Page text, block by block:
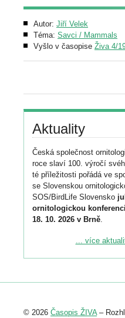
Autor: Jiří Velek
Téma: Savci / Mammals
Vyšlo v časopise Živa 4/
Aktuality
Česká společnost
roce slaví 100. výročí
té příležitosti pořádá ve
se Slovenskou
SOS/BirdLife Slovensko
ornitologickou
18. 10. 2026 v Brně.
Podrobnější informace ke
Registrovat se můžete do
abstraktu přihlášené
... více
© 2026 Časopis ŽIVA–